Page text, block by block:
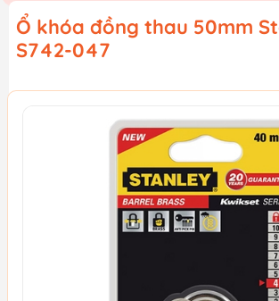
Ổ khóa đồng thau 50mm
S742-047